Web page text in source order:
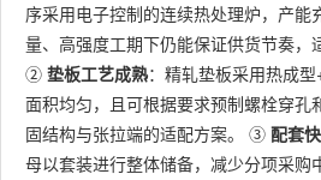
序采用电子控制的连续热处理炉，产能
量、高强度工期下仍能保证供货节奏，
② 垫板工艺成熟：精轧垫板采用热成
面积均匀，且可根据要求预制螺栓穿孔
固结构与张拉端的适配方案。 ③ 配套
母以套装进行整体储备，减少分项采购